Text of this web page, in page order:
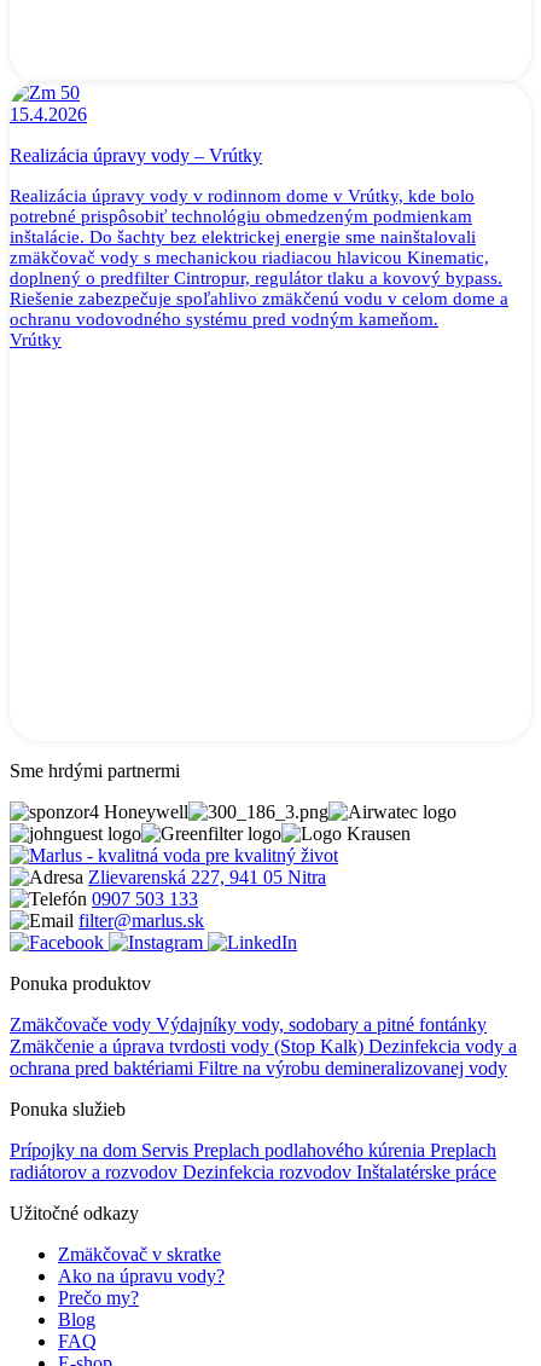
15.4.2026
Realizácia úpravy vody – Vrútky
Realizácia úpravy vody v rodinnom dome v Vrútky, kde bolo
potrebné prispôsobiť technológiu obmedzeným podmienkam
inštalácie. Do šachty bez elektrickej energie sme nainštalovali
zmäkčovač vody s mechanickou riadiacou hlavicou Kinematic,
doplnený o predfilter Cintropur, regulátor tlaku a kovový bypass.
Riešenie zabezpečuje spoľahlivo zmäkčenú vodu v celom dome a
ochranu vodovodného systému pred vodným kameňom.
Vrútky
Sme hrdými partnermi
Zlievarenská 227, 941 05 Nitra
0907 503 133
filter@marlus.sk
Ponuka produktov
Zmäkčovače vody Výdajníky vody, sodobary a pitné fontánky
Zmäkčenie a úprava tvrdosti vody (Stop Kalk) Dezinfekcia vody a
ochrana pred baktériami Filtre na výrobu demineralizovanej vody
Ponuka služieb
Prípojky na dom Servis Preplach podlahového kúrenia Preplach
radiátorov a rozvodov Dezinfekcia rozvodov Inštalatérske práce
Užitočné odkazy
Zmäkčovač v skratke
Ako na úpravu vody?
Prečo my?
Blog
FAQ